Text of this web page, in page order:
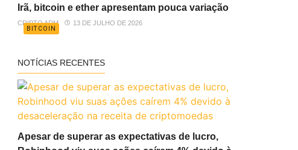
BITCOIN
Irã, bitcoin e ether apresentam pouca variação
CRIPTO ADM 13 DE JULHO DE 2026
NOTÍCIAS RECENTES
Apesar de superar as expectativas de lucro,